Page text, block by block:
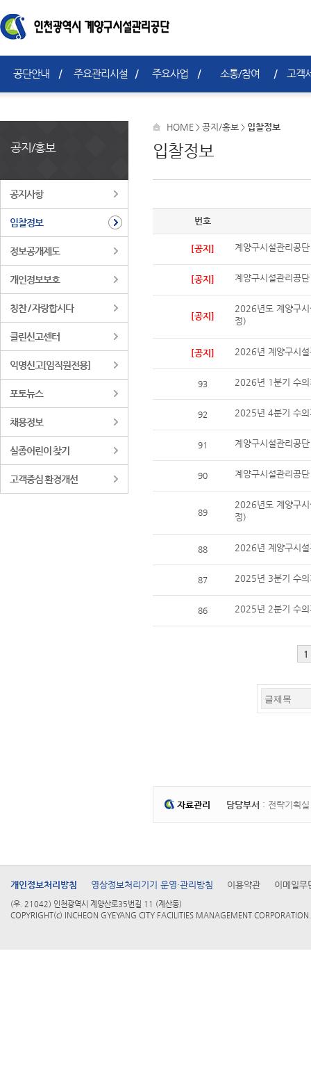
공단안내 주요관리시설 주요사업 소통/참여 고객
공지/홍보
공지사항
입찰정보
정보공개제도
개인정보보호
칭찬 / 자랑합시다
클린신고센터
익명신고[임직원전용]
포토뉴스
채용정보
실종어린이 찾기
고객중심 환경개선
입찰정보
HOME > 공지/홍보 > 입찰정보
번호
[공지] 계양구시설관리공
[공지] 계양구시설관리공
[공지]
2026년도 계양구
정)
[공지] 2026년 계양구시
93 2026년 1분기 수의
92 2025년 4분기 수의
91 계양구시설관리공
90 계양구시설관리공
89
2026년도 계양구
정)
88 2026년 계양구시
87 2025년 3분기 수의
86 2025년 2분기 수의
1
자료관리 담당부서 : 전략기획
개인정보처리방침 영상정보처리기기 운영·관리방침 이용약관 이메일무
(우. 21042) 인천광역시 계양산로35번길 11 (계산동)
COPYRIGHT(c) INCHEON GYEYANG CITY FACILITIES MANAGEMENT CORPORATION.